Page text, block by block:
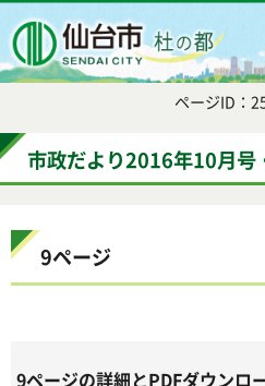
ページID：
市政だより2016年10月号
9ページ
9ページの詳細とPDFダウンロ